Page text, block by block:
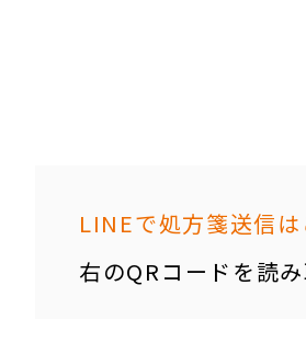
LINEで処方箋送信
右のQRコードを読